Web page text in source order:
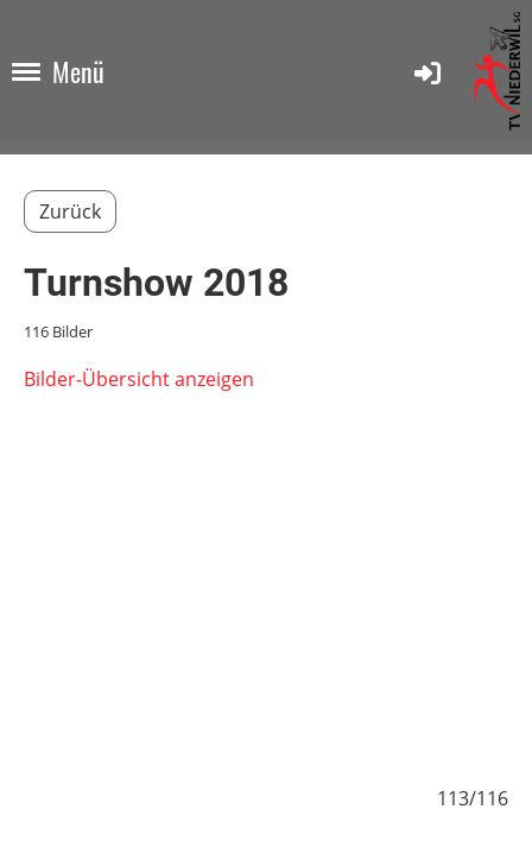
Menü
Zurück
Turnshow 2018
116 Bilder
Bilder-Übersicht anzeigen
113/116